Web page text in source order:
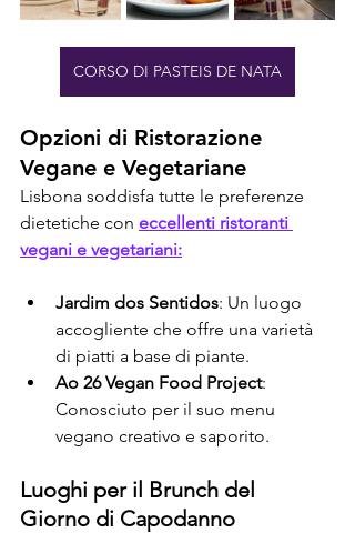
CORSO DI PASTEIS DE NATA
Opzioni di Ristorazione
Vegane e Vegetariane
Lisbona soddisfa tutte le preferenze
dietetiche con eccellenti ristoranti
vegani e vegetariani:
Jardim dos Sentidos: Un luogo
accogliente che offre una varietà
di piatti a base di piante.
Ao 26 Vegan Food Project:
Conosciuto per il suo menu
vegano creativo e saporito.
Luoghi per il Brunch del
Giorno di Capodanno